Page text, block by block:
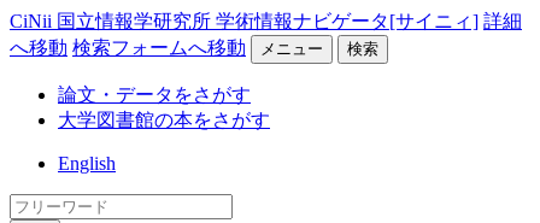
CiNii 国立情報学研究所 学術情報ナビゲータ[サイニィ] 詳細
へ移動 検索フォームへ移動 メニュー 検索
論文・データをさがす
大学図書館の本をさがす
English